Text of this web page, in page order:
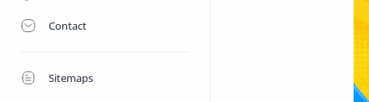
Contact
Sitemaps